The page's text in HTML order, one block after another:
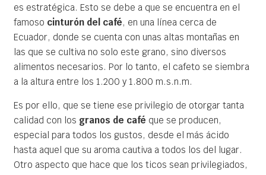
es estratégica. Esto se debe a que se encuentra en el
famoso cinturón del café, en una línea cerca de
Ecuador, donde se cuenta con unas altas montañas en
las que se cultiva no solo este grano, sino diversos
alimentos necesarios. Por lo tanto, el cafeto se siembra
a la altura entre los 1.200 y 1.800 m.s.n.m.
Es por ello, que se tiene ese privilegio de otorgar tanta
calidad con los granos de café que se producen,
especial para todos los gustos, desde el más ácido
hasta aquel que su aroma cautiva a todos los del lugar.
Otro aspecto que hace que los ticos sean privilegiados,